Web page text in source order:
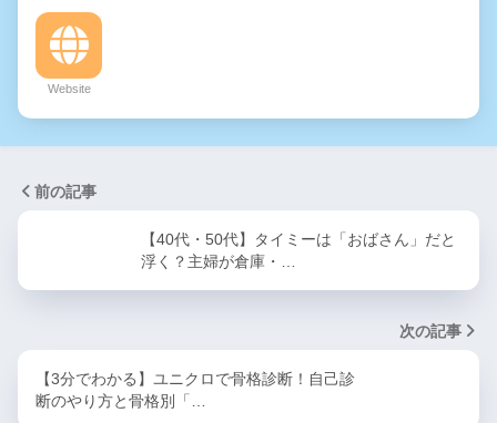
Website
前の記事
【40代・50代】タイミーは「おばさん」だと
浮く？主婦が倉庫・…
次の記事
【3分でわかる】ユニクロで骨格診断！自己診
断のやり方と骨格別「…